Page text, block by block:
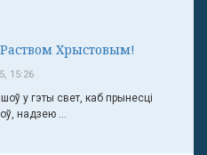
Хрыстовым!
15:26
у гэты свет, каб прынесці
надзею ...